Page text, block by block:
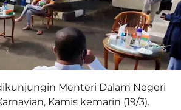
Menteri Dalam Negeri
Kamis kemarin (19/3).